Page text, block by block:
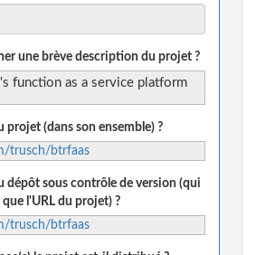
une brève description du projet ?
function as a service platform
projet (dans son ensemble) ?
trusch/btrfaas
dépôt sous contrôle de version (qui
l'URL du projet) ?
trusch/btrfaas